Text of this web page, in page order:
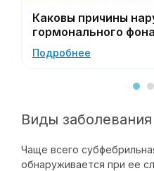
Каковы причины
гормонального
Подробнее
Виды заболевания
Чаще всего
обнаруживается при ее